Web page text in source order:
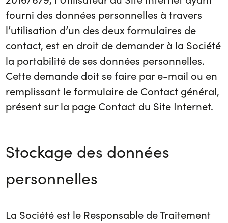
fourni des données personnelles à travers
l’utilisation d’un des deux formulaires de
contact, est en droit de demander à la Société
la portabilité de ses données personnelles.
Cette demande doit se faire par e-mail ou en
remplissant le formulaire de Contact général,
présent sur la page Contact du Site Internet.
Stockage des données
personnelles
La Société est le Responsable de Traitement